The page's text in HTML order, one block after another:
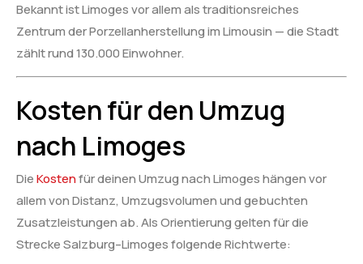
Bekannt ist Limoges vor allem als traditionsreiches
Zentrum der Porzellanherstellung im Limousin — die Stadt
zählt rund 130.000 Einwohner.
Kosten für den Umzug
nach Limoges
DieKostenfür deinen Umzug nach Limoges hängen vor
allem von Distanz, Umzugsvolumen und gebuchten
Zusatzleistungen ab. Als Orientierung gelten für die
Strecke Salzburg–Limoges folgende Richtwerte: